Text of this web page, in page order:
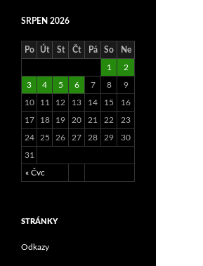
SRPEN 2026
Po Út St Čt Pá So Ne
« Čvc
1 2
3 4 5 6 7 8 9
10 11 12 13 14 15 16
17 18 19 20 21 22 23
24 25 26 27 28 29 30
31
STRÁNKY
Odkazy